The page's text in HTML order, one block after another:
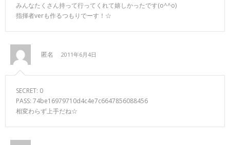
みんなたくさん持って行ってくれて嬉しかったです(o^^o)
指揮者verも作るつもりでーす！☆
匿名 2011年6月4日
SECRET: 0
PASS: 74be16979710d4c4e7c6647856088456
相変わらず上手だね☆